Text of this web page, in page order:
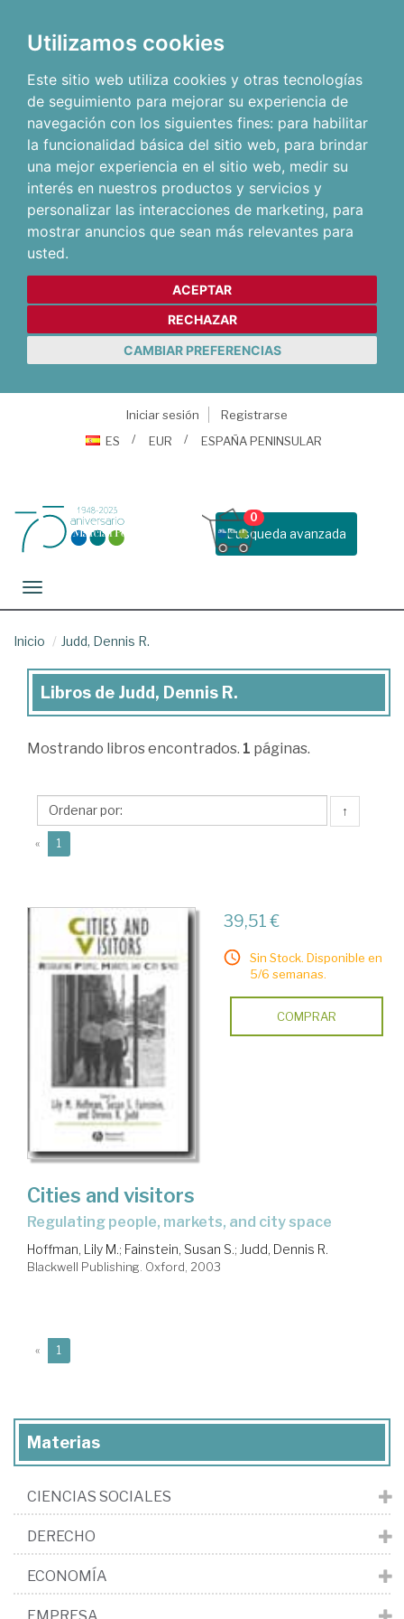
Utilizamos cookies
Este sitio web utiliza cookies y otras tecnologías
de seguimiento para mejorar su experiencia de
navegación con los siguientes fines: para habilitar
la funcionalidad básica del sitio web, para brindar
una mejor experiencia en el sitio web, medir su
interés en nuestros productos y servicios y
personalizar las interacciones de marketing, para
mostrar anuncios que sean más relevantes para
usted.
ACEPTAR
RECHAZAR
CAMBIAR PREFERENCIAS
Iniciar sesión
Registrarse
ES
EUR ESPAÑA PENINSULAR
Busqueda avanzada
0
Toggle navigation
Inicio Judd, Dennis R.
Libros
Judd,
Libros de Judd, Dennis R.
Mostrando libros encontrados. 1 páginas.
↑
« 1
39,51 €
Sin Stock. Disponible en
5/6 semanas.
COMPRAR
Cities and visitors
regulating people, markets, and city space
Hoffman, Lily M.; Fainstein, Susan S.; Judd, Dennis R.
Blackwell Publishing. Oxford, 2003
« 1
Materias
CIENCIAS SOCIALES
DERECHO
ECONOMÍA